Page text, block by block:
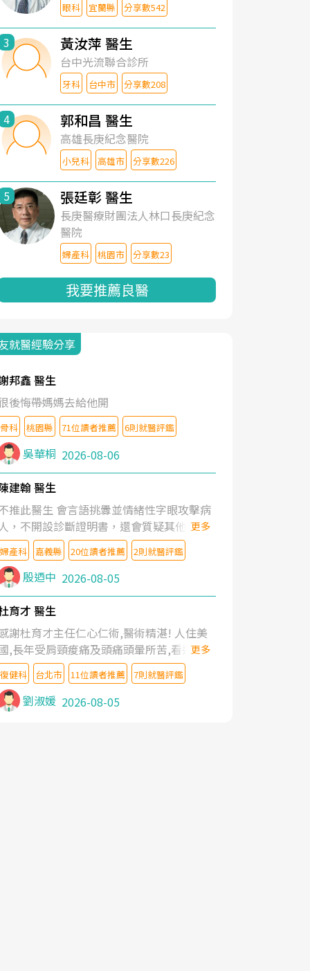
眼科 宜蘭縣 分享數542
3 黃汝萍 醫生
台中光流聯合診所
牙科 台中市 分享數208
4 郭和昌 醫生
高雄長庚紀念醫院
小兒科 高雄市 分享數226
5 張廷彰 醫生
長庚醫療財團法人林口長庚紀念
醫院
婦產科 桃園市 分享數23
我要推薦良醫
就醫經驗分享
邦鑫 醫生
後悔帶媽媽去給他開
骨科 桃園縣 71位讀者推薦 6則就醫評鑑
吳華桐 2026-08-06
建翰 醫生
推此醫生 會言語挑釁並情緒性字眼攻擊病
，不開設診斷證明書，還會質疑其他醫生
判斷！
更多
婦產科 嘉義縣 20位讀者推薦 2則就醫評鑑
殷迺中 2026-08-05
育才 醫生
謝杜育才主任仁心仁術,醫術精湛! 人住美
,長年受肩頸痠痛及頭痛頭暈所苦,看遍名醫
授,做了各種檢查,也嘗試過西醫打針,中醫
灸及物理徒手治療都沒有用,後來連吃到嗎
類止痛藥都效果有限,只是壓症狀,沒多久就
起來,多年失眠嚴重影響生活品質. 台灣親
更多
復健科 台北市 11位讀者推薦 7則就醫評鑑
劉淑媛 2026-08-05